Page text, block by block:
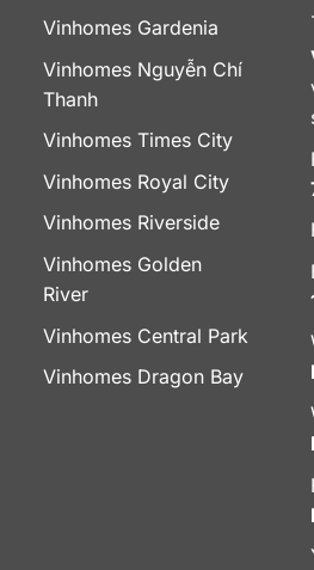
Vinhomes Gardenia
Vinhomes Nguyễn Chí
Thanh
Vinhomes Times City
Vinhomes Royal City
Vinhomes Riverside
Vinhomes Golden
River
Vinhomes Central Park
Vinhomes Dragon Bay